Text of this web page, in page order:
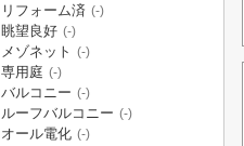
リフォーム済 (-)
眺望良好 (-)
メゾネット (-)
専用庭 (-)
バルコニー (-)
ルーフバルコニー (-)
オール電化 (-)